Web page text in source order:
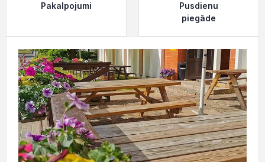
Pakalpojumi
Pusdienu
piegāde